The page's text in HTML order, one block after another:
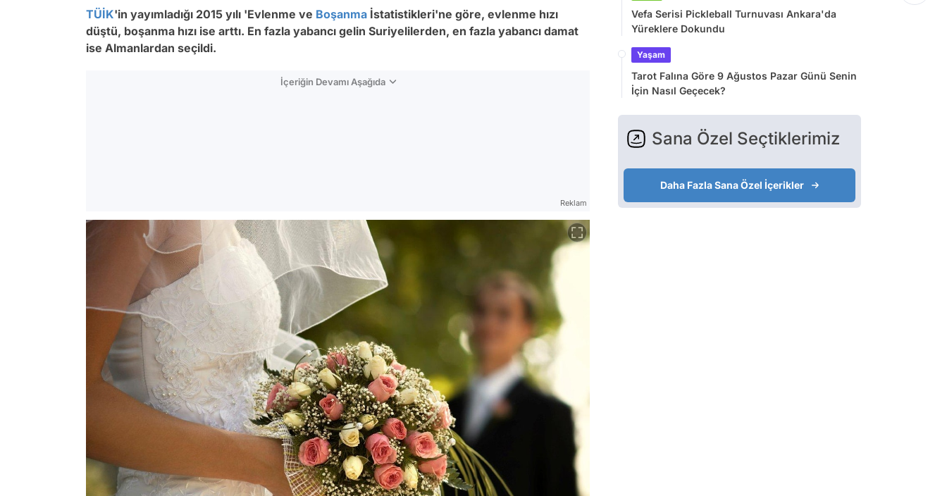
TÜİK'in yayımladığı 2015 yılı 'Evlenme ve Boşanma İstatistikleri'ne göre, evlenme hızı
düştü, boşanma hızı ise arttı. En fazla yabancı gelin Suriyelilerden, en fazla yabancı damat
ise Almanlardan seçildi.
İçeriğin Devamı Aşağıda
Reklam
Vefa Serisi Pickleball Turnuvası Ankara'da
Yüreklere Dokundu
Yaşam
Tarot Falına Göre 9 Ağustos Pazar Günü Senin
İçin Nasıl Geçecek?
Sana Özel Seçtiklerimiz
Daha Fazla Sana Özel İçerikler